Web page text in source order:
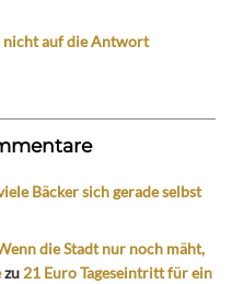
nicht auf die Antwort
Bäcker sich gerade selbst
die Stadt nur noch mäht,
zu21 Euro Tageseintritt für ein